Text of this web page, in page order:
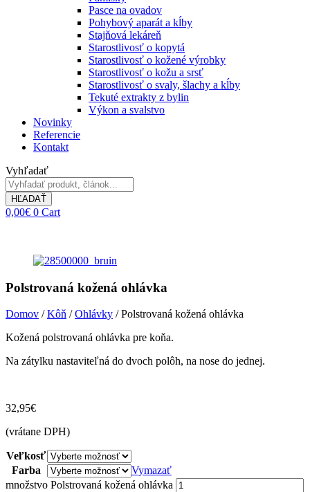
Pasce na ovadov
Pohybový aparát a kĺby
Stajňová lekáreň
Starostlivosť o kopytá
Starostlivosť o kožené výrobky
Starostlivosť o kožu a srsť
Starostlivosť o svaly, šlachy a kĺby
Tekuté extrakty z bylin
Výkon a svalstvo
Novinky
Referencie
Kontakt
Vyhľadať
HĽADAŤ
0,00€ 0 Cart
Polstrovaná kožená ohlávka
Domov /Kôň /Ohlávky / Polstrovaná kožená ohlávka
Kožená polstrovaná ohlávka pre koňa.
Na zátylku nastaviteľná do dvoch polôh, na nose do jednej.
32,95€
(vrátane DPH)
Veľkosť
Farba
Vymazať
množstvo Polstrovaná kožená ohlávka